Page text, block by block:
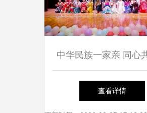
中华民族一家亲 同心
国梦——恩施职业技术
查看详情